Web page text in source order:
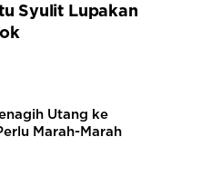
Syulit Lupakan
Utang ke
Marah-Marah